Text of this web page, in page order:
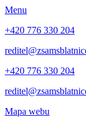
Menu
+420 776 330 204
+420 776 330 204
Mapa webu